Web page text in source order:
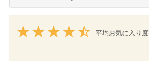
平均お気に入り度